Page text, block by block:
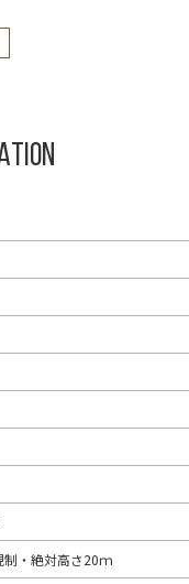
・絶対高さ20ｍ